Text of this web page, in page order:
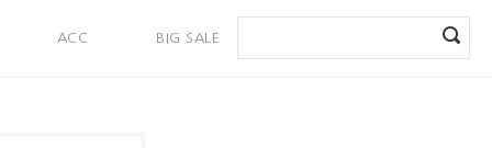
ACC BIG SALE